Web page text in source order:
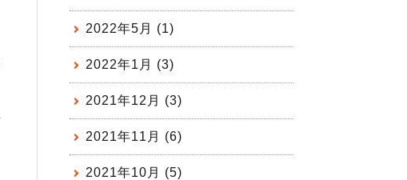
2022年5月 (1)
2022年1月 (3)
2021年12月 (3)
2021年11月 (6)
2021年10月 (5)